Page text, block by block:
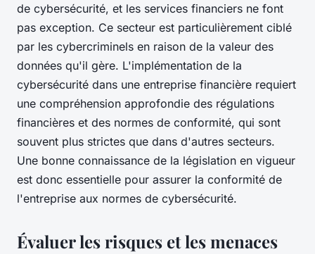
de cybersécurité, et les services financiers ne font
pas exception. Ce secteur est particulièrement ciblé
par les cybercriminels en raison de la valeur des
données qu'il gère. L'implémentation de la
cybersécurité dans une entreprise financière requiert
une compréhension approfondie des régulations
financières et des normes de conformité, qui sont
souvent plus strictes que dans d'autres secteurs.
Une bonne connaissance de la législation en vigueur
est donc essentielle pour assurer la conformité de
l'entreprise aux normes de cybersécurité.
Évaluer les risques et les menaces